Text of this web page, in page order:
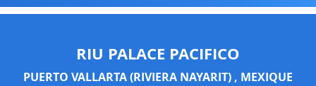
RIU PALACE PACIFICO
PUERTO VALLARTA (RIVIERA NAYARIT) , MEXIQUE